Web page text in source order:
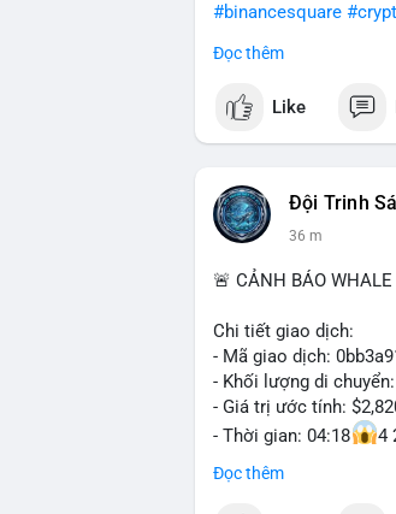
#binancesquare
$btc $eth
#vlikevn #titanbot
Đọc thêm
Like
Đội Trinh
36 m
🚨 CẢNH BÁO
Chi tiết giao dịch:
- Mã giao dịch:
- Khối lượng di
- Giá trị ước tính:
- Thời gian: 04:18
4
Nhận định phân tích
Đọc thêm